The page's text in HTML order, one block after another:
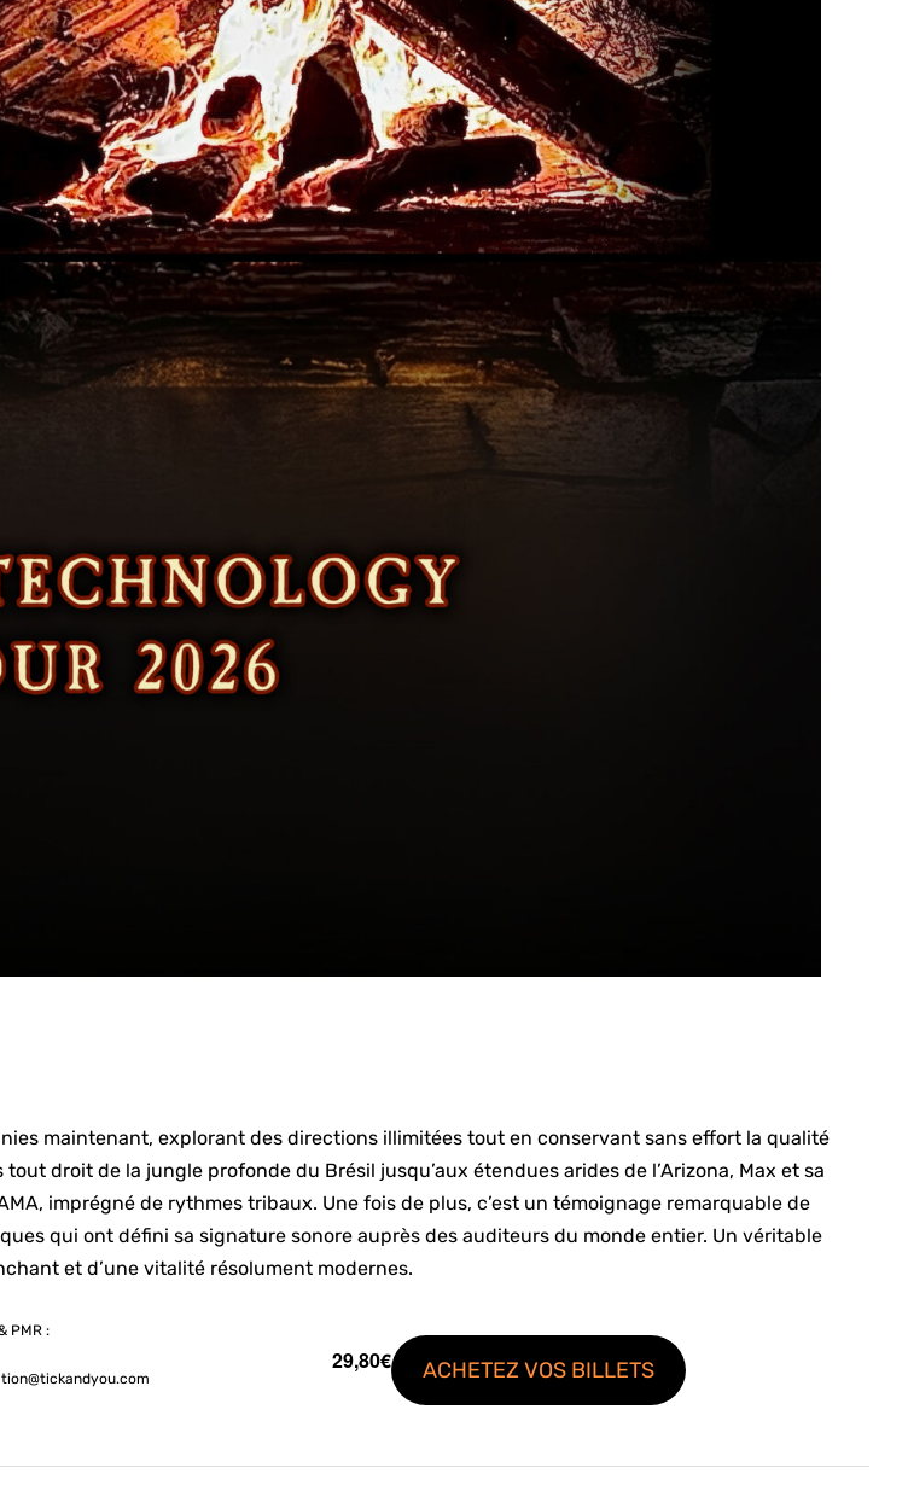
maintenant, explorant des directions illimitées tout en conservant sans effort la qualité
droit de la jungle profonde du Brésil jusqu’aux étendues arides de l’Arizona, Max et sa
imprégné de rythmes tribaux. Une fois de plus, c’est un témoignage remarquable de
qui ont défini sa signature sonore auprès des auditeurs du monde entier. Un véritable
et d’une vitalité résolument modernes.
PMR :
29,80€ ACHETEZ VOS BILLETS